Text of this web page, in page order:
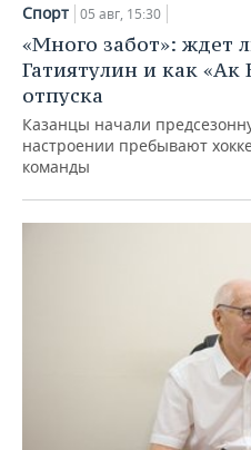
Спорт 05 авг, 15:30
«Много забот»: ждет
Гатиятулин и как «Ак
отпуска
Казанцы начали
настроении пребывают
команды